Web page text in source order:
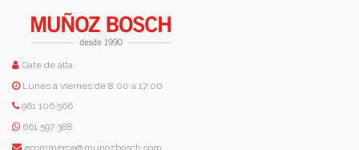
Date de alta
Lunes a viernes de 8:00 a 17:00
961 106 566
661 597 388
ecommerce@munozbosch.com